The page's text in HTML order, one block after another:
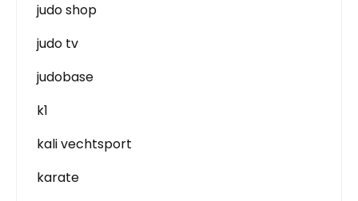
judo shop
judo tv
judobase
k1
kali vechtsport
karate